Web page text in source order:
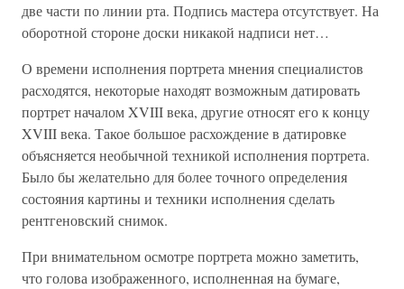
две части по линии рта. Подпись мастера отсутствует. На
оборотной стороне доски никакой надписи нет…
О времени исполнения портрета мнения специалистов
расходятся, некоторые находят возможным датировать
портрет началом XVIII века, другие относят его к концу
XVIII века. Такое большое расхождение в датировке
объясняется необычной техникой исполнения портрета.
Было бы желательно для более точного определения
состояния картины и техники исполнения сделать
рентгеновский снимок.
При внимательном осмотре портрета можно заметить,
что голова изображенного, исполненная на бумаге,